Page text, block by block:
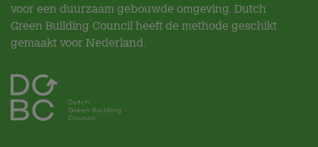
voor een duurzaam gebouwde omgeving. Dutch
Green Building Council heeft de methode geschikt
gemaakt voor Nederland.